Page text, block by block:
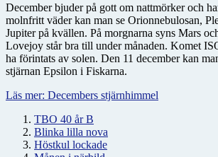
December bjuder på gott om nattmörker och
molnfritt väder kan man se Orionnebulosan,
Jupiter på kvällen. På morgnarna syns Mars
Lovejoy står bra till under månaden. Komet
ha förintats av solen. Den 11 december kan
stjärnan Epsilon i Fiskarna.
Läs mer: Decembers stjärnhimmel
TBO 40 år B
Blinka lilla nova
Höstkul lockade